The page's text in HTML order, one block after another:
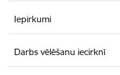
Iepirkumi
Darbs vēlēšanu iecirknī